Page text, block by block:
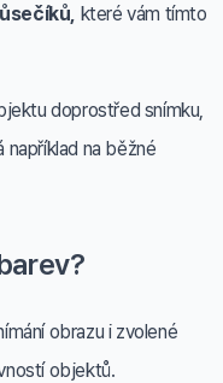
které vám tímto
doprostřed snímku,
na běžné
obrazu i zvolené
objektů.